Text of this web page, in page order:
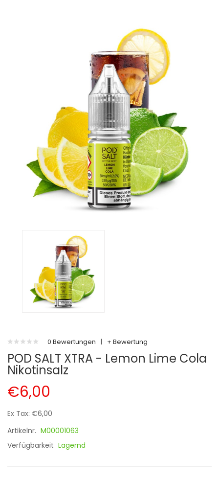
0 Bewertungen | + Bewertung
POD SALT XTRA - Lemon Lime Cola
Nikotinsalz
€6,00
Ex Tax: €6,00
Artikelnr. M00001063
Verfügbarkeit Lagernd